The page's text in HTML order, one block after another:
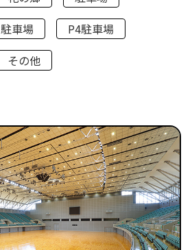
車場
P4駐車場
その他